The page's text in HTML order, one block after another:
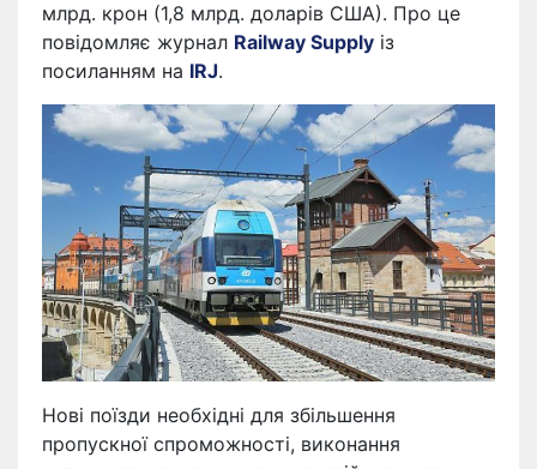
млрд. крон (1,8 млрд. доларів США). Про це
повідомляє журнал Railway Supply із
посиланням на IRJ.
Нові поїзди необхідні для збільшення
пропускної спроможності, виконання